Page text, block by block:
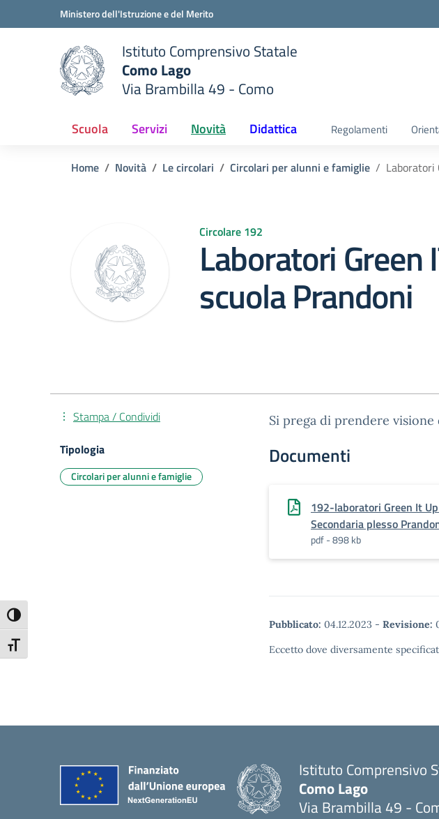
Attiva/disattiva alto contrasto
Attiva/disattiva dimensione testo
Vai ai contenuti
Vai al menu di navigazioneMinistero dell'Istruzione e del Merito
scuola
Istituto Comprensivo Statale
Como Lago
Via Brambilla 49 - Como
Scuola Servizi Novità Didattica Regolamenti
Home Novità Le circolari Circolari per alunni e famiglie Laboratori
Circolare 192
Laboratori Green
scuola Prandoni
Si prega di prendere
Documenti
192-laboratori Green It
Secondaria plesso
pdf - 898 kb
Pubblicato: 04.12.2023 - Revisione:
Eccetto dove diversamente
Stampa / Condividi
Tipologia
Circolari per alunni e famiglie
Istituto Comprensivo
Como Lago
Via Brambilla 49 -